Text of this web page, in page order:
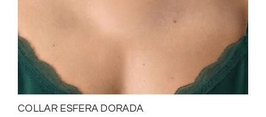
COLLAR ESFERA DORADA